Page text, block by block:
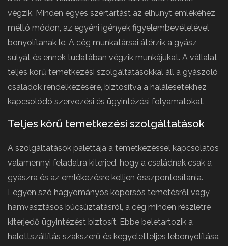
végzik. Minden egyes szertartást az elhunyt emlékéhez
méltó módon, az egyéni igények figyelembevételével
bonyolítanak le. A cég munkatársai átérzik a gyász
súlyát és ennek tudatában végzik munkájukat. A vállalat
teljes körű temetkezési szolgáltatásokkal áll a gyászoló
családok rendelkezésére, biztosítva a halálesetekhez
kapcsolódó szervezési és ügyintézési folyamatokat.
Teljes körű temetkezési szolgáltatások
A szolgáltatások palettája a temetkezéssel kapcsolatos
valamennyi feladatra kiterjed, hogy a családnak csak a
gyászra és az emlékezésre kelljen összpontosítania.
Legyen szó hagyományos koporsós temetésről vagy
hamvasztásos búcsúztatásról, a cég minden részletre
kiterjedő ügyintézést biztosít. Ebbe beletartozik a
halottszállítás szakszerű és kegyeletteljes lebonyolítása